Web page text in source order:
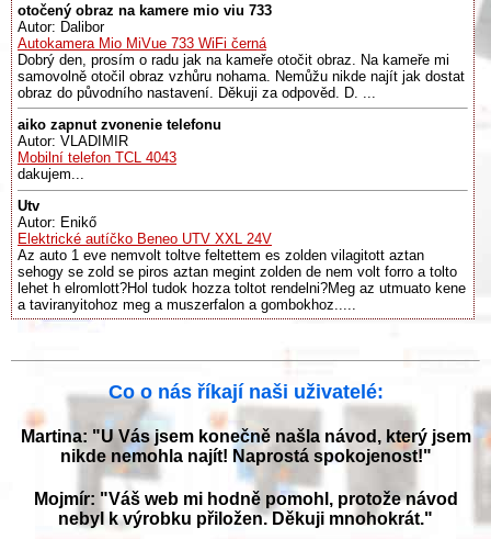
otočený obraz na kamere mio viu 733
Autor: Dalibor
Autokamera Mio MiVue 733 WiFi černá
Dobrý den, prosím o radu jak na kameře otočit obraz. Na kameře mi
samovolně otočil obraz vzhůru nohama. Nemůžu nikde najít jak dostat
obraz do původního nastavení. Děkuji za odpověd. D. ...
aiko zapnut zvonenie telefonu
Autor: VLADIMIR
Mobilní telefon TCL 4043
dakujem...
Utv
Autor: Enikő
Elektrické autíčko Beneo UTV XXL 24V
Az auto 1 eve nemvolt toltve feltettem es zolden vilagitott aztan
sehogy se zold se piros aztan megint zolden de nem volt forro a tolto
lehet h elromlott?Hol tudok hozza toltot rendelni?Meg az utmuato kene
a taviranyitohoz meg a muszerfalon a gombokhoz.....
Co o nás říkají naši uživatelé:
Martina: "U Vás jsem konečně našla návod, který jsem
nikde nemohla najít! Naprostá spokojenost!"
Mojmír: "Váš web mi hodně pomohl, protože návod
nebyl k výrobku přiložen. Děkuji mnohokrát."